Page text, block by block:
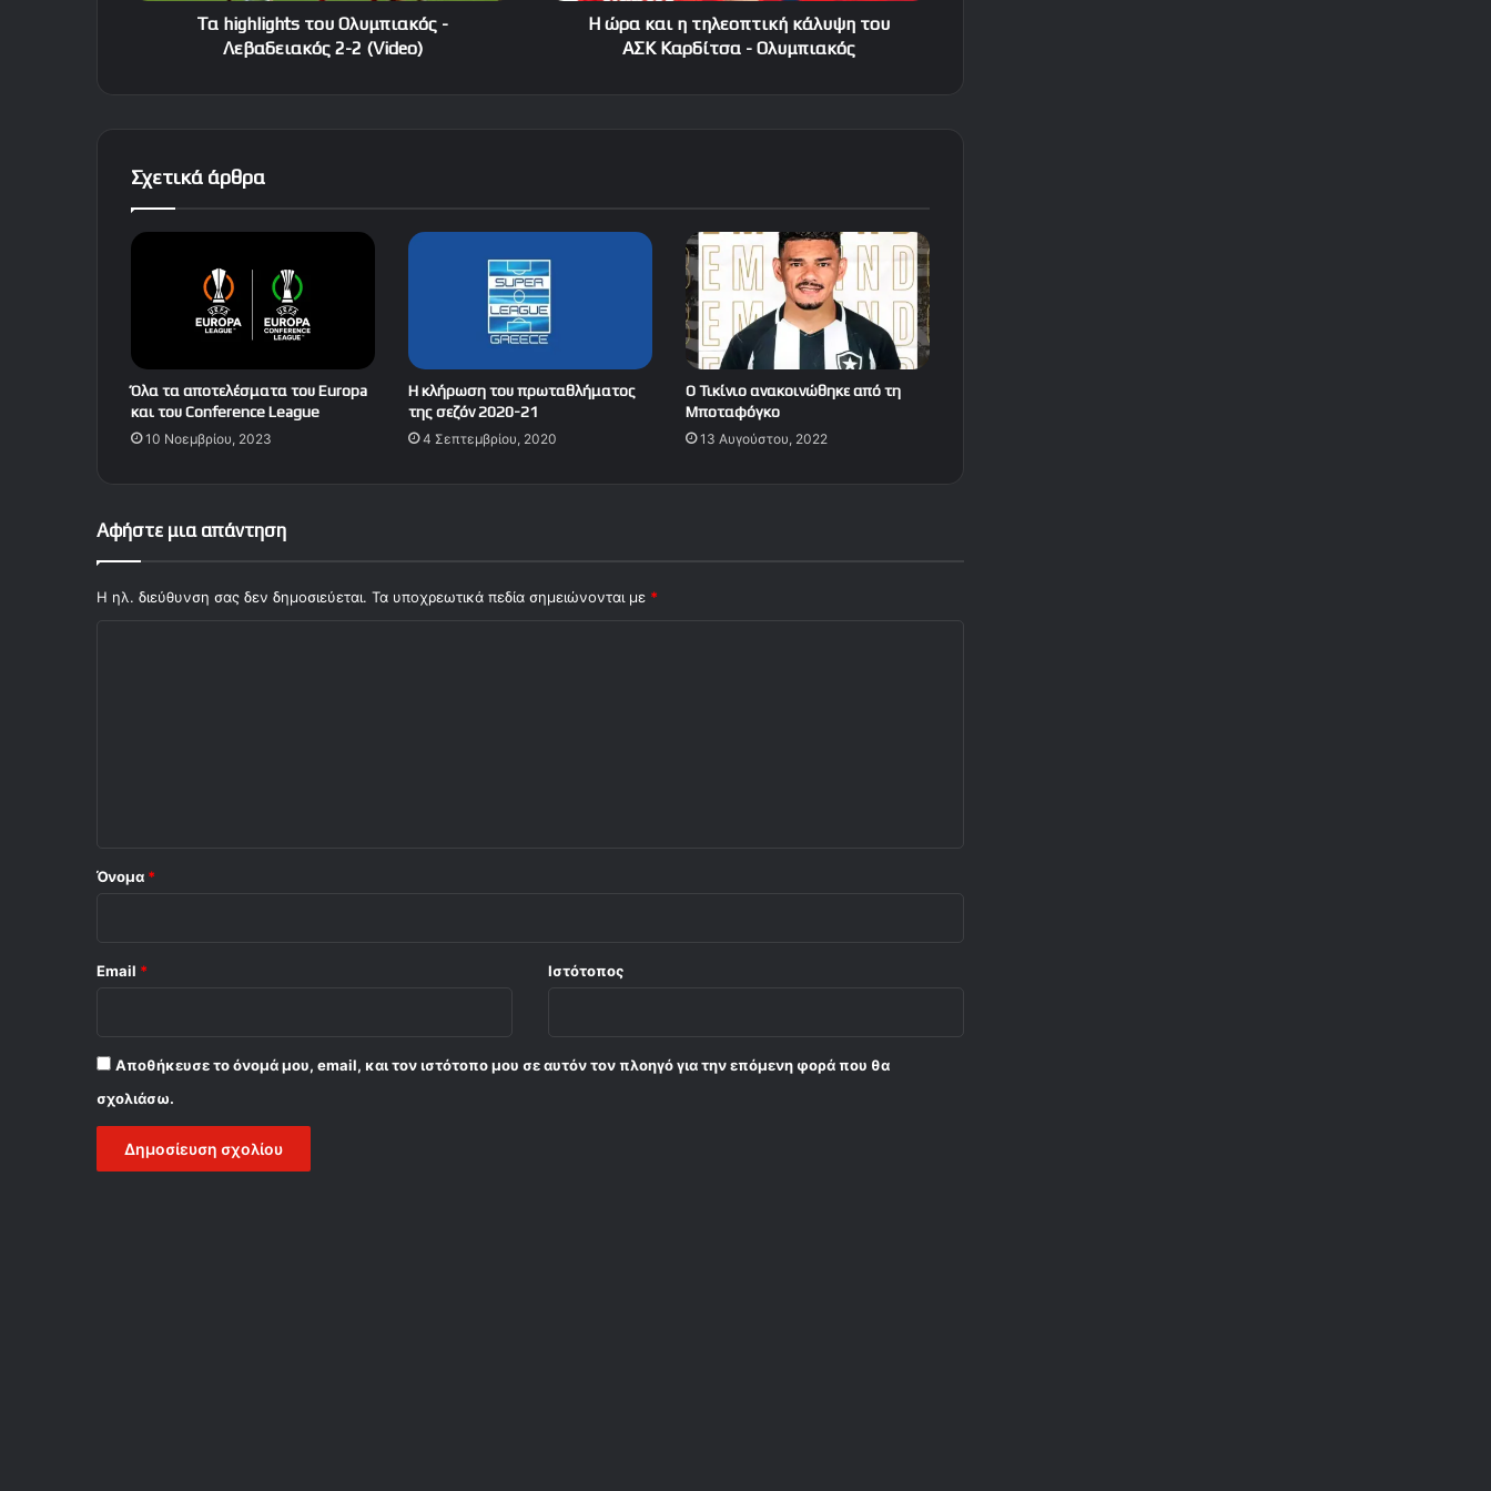
Τα highlights του Ολυμπιακός -
Λεβαδειακός 2-2 (Video)
Ολυμπιακός
Η ώρα και η τηλεοπτική κάλυψη του
ΑΣΚ Καρδίτσα - Ολυμπιακός
Σχετικά άρθρα
Όλα τα αποτελέσματα του Europa
και του Conference League
10 Νοεμβρίου, 2023
Η κλήρωση του πρωταθλήματος
της σεζόν 2020-21
4 Σεπτεμβρίου, 2020
Ο Τικίνιο ανακοινώθηκε από τη
Μποταφόγκο
13 Αυγούστου, 2022
Αφήστε μια απάντηση
Η ηλ. διεύθυνση σας δεν δημοσιεύεται. Τα υποχρεωτικά πεδία σημειώνονται με *
Όνομα *
Email * Ιστότοπος
Αποθήκευσε το όνομά μου, email, και τον ιστότοπο μου σε αυτόν τον πλοηγό για την επόμενη φορά που θα
σχολιάσω.